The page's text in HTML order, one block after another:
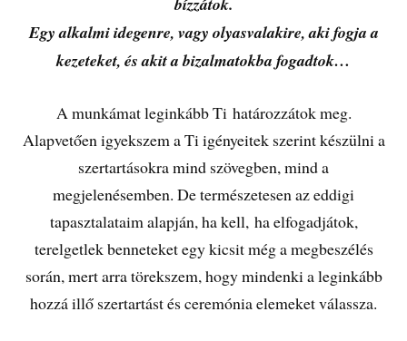
Egy alkalmi idegenre, vagy olyasvalakire, aki fogja a
kezeteket, és akit a bizalmatokba fogadtok…
A munkámat leginkább Ti határozzátok meg.
Alapvetően igyekszem a Ti igényeitek szerint készülni a
szertartásokra mind szövegben, mind a
megjelenésemben. De természetesen az eddigi
tapasztalataim alapján, ha kell, ha elfogadjátok,
terelgetlek benneteket egy kicsit még a megbeszélés
során, mert arra törekszem, hogy mindenki a leginkább
hozzá illő szertartást és ceremónia elemeket válassza.